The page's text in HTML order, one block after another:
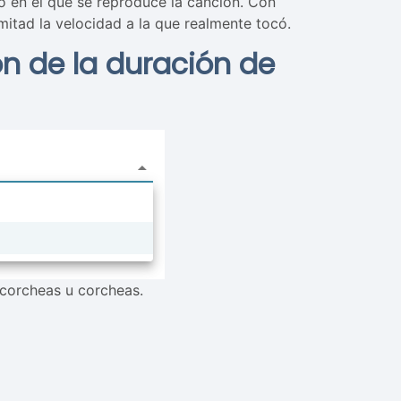
la velocidad a la que realmente tocó.
de la duración de
u corcheas.